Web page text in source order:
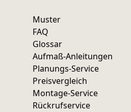
Muster
FAQ
Glossar
Aufmaß-Anleitungen
Planungs-Service
Preisvergleich
Montage-Service
Rückrufservice